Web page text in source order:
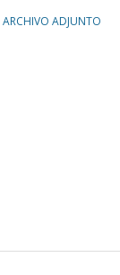
ARCHIVO ADJUNTO